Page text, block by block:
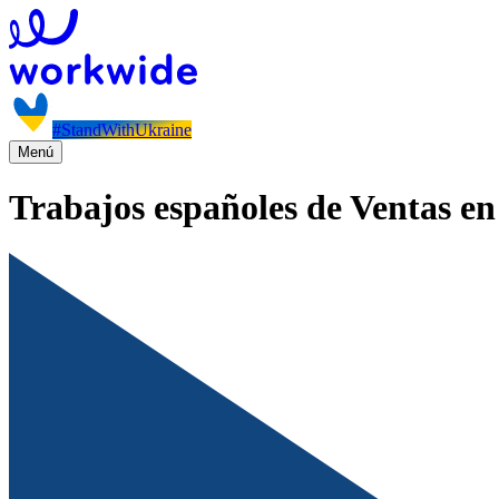
#StandWithUkraine
Menú
Trabajos españoles de Ventas